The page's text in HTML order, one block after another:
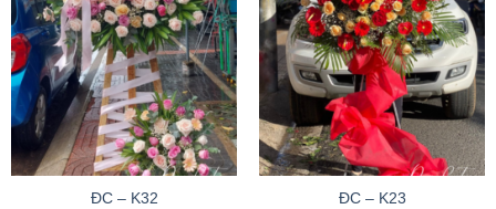
ĐC – K32
ĐC – K23